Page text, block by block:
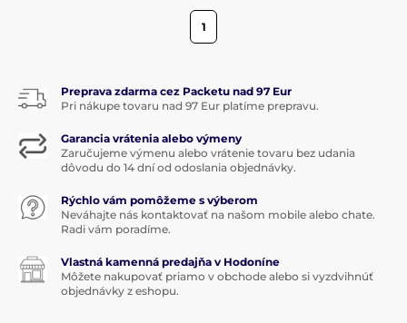
1
Preprava zdarma cez Packetu nad 97 Eur
Pri nákupe tovaru nad 97 Eur platíme prepravu.
Garancia vrátenia alebo výmeny
Zaručujeme výmenu alebo vrátenie tovaru bez udania
dôvodu do 14 dní od odoslania objednávky.
Rýchlo vám pomôžeme s výberom
Neváhajte nás kontaktovať na našom mobile alebo chate.
Radi vám poradíme.
Vlastná kamenná predajňa v Hodoníne
Môžete nakupovať priamo v obchode alebo si vyzdvihnúť
objednávky z eshopu.